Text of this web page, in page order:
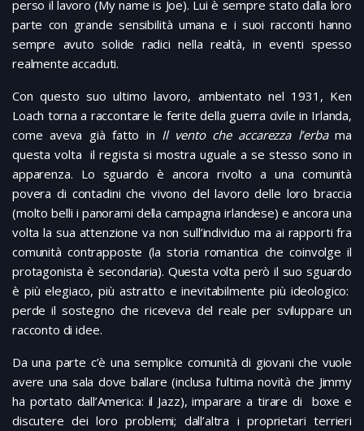
perso il lavoro (My name is Joe). Lui è sempre stato dalla loro
parte con grande sensibilità umana e i suoi racconti hanno
sempre avuto solide radici nella realtà, in eventi spesso
realmente accaduti.
Con questo suo ultimo lavoro, ambientato nel 1931, Ken
Loach torna a raccontare le ferite della guerra civile in Irlanda,
come aveva già fatto in Il vento che accarezza l’erbama
questa volta il regista si mostra uguale a se stesso sono in
apparenza. Lo sguardo è ancora rivolto a una comunità
povera di contadini che vivono del lavoro delle loro braccia
(molto belli i panorami della campagna irlandese) e ancora una
volta la sua attenzione va non sull’individuo ma ai rapporti fra
comunità contrapposte (la storia romantica che coinvolge il
protagonista è secondaria). Questa volta però il suo sguardo
è più elegiaco, più astratto e inevitabilmente più ideologico:
perde il sostegno che riceveva del reale per sviluppare un
racconto di idee.
Da una parte c’è una semplice comunità di giovani che vuole
avere una sala dove ballare (inclusa l’ultima novità che Jimmy
ha portato dall’America: il Jazz), imparare a tirare di boxe e
discutere dei loro problemi; dall’altra i proprietari terrieri